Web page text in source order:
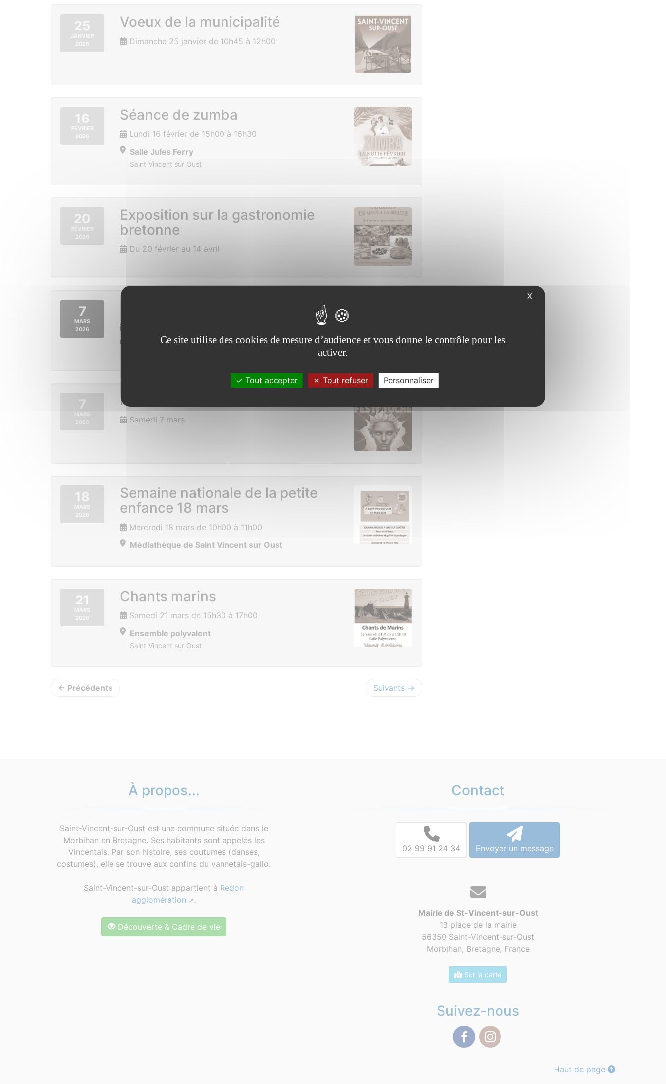
25
JANVIER
2026
Voeux de la municipalité
Dimanche 25 janvier de 10h45 à 12h00
16
FÉVRIER
2026
Séance de zumba
Lundi 16 février de 15h00 à 16h30
Salle Jules Ferry
Saint Vincent sur Oust
20
FÉVRIER
2026
Exposition sur la gastronomie
bretonne
Du 20 février au 14 avril
7
MARS
2026
Médiathèque de Saint Vincent sur Oust
7
MARS
2026
Festi’toche
Samedi 7 mars
18
MARS
2026
Semaine nationale de la petite
enfance 18 mars
Mercredi 18 mars de 10h00 à 11h00
Médiathèque de Saint Vincent sur Oust
21
MARS
2026
Chants marins
Samedi 21 mars de 15h30 à 17h00
Ensemble polyvalent
Saint Vincent sur Oust
← Précédents Suivants →
À propos...
Saint-Vincent-sur-Oust est une commune située dans le
Morbihan en Bretagne. Ses habitants sont appelés les
Vincentais. Par son histoire, ses coutumes (danses,
costumes), elle se trouve aux confins du vannetais-gallo.
Saint-Vincent-sur-Oust appartient à Redon
agglomération
.
Découverte & Cadre de vie
Contact
02 99 91 24 34 Envoyer un message
Mairie de St-Vincent-sur-Oust
13 place de la mairie
56350 Saint-Vincent-sur-Oust
Morbihan, Bretagne, France
Sur la carte
Suivez-nous
Haut de page
X
Ce site utilise des cookies de mesure d’audience et vous donne le contrôle pour les
activer.
Tout accepter Tout refuser Personnaliser